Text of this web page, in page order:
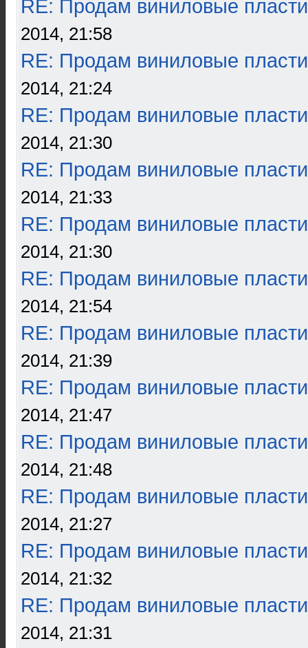
RE: Продам виниловые
2014, 21:58
RE: Продам виниловые
2014, 21:24
RE: Продам виниловые
2014, 21:30
RE: Продам виниловые
2014, 21:33
RE: Продам виниловые
2014, 21:30
RE: Продам виниловые
2014, 21:54
RE: Продам виниловые
2014, 21:39
RE: Продам виниловые
2014, 21:47
RE: Продам виниловые
2014, 21:48
RE: Продам виниловые
2014, 21:27
RE: Продам виниловые
2014, 21:32
RE: Продам виниловые
2014, 21:31